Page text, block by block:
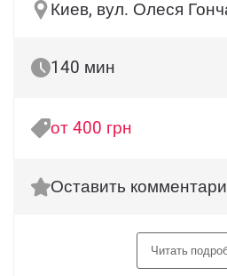
Киев, вул. Олеся
140 мин
от 400 грн
Оставить
Читать